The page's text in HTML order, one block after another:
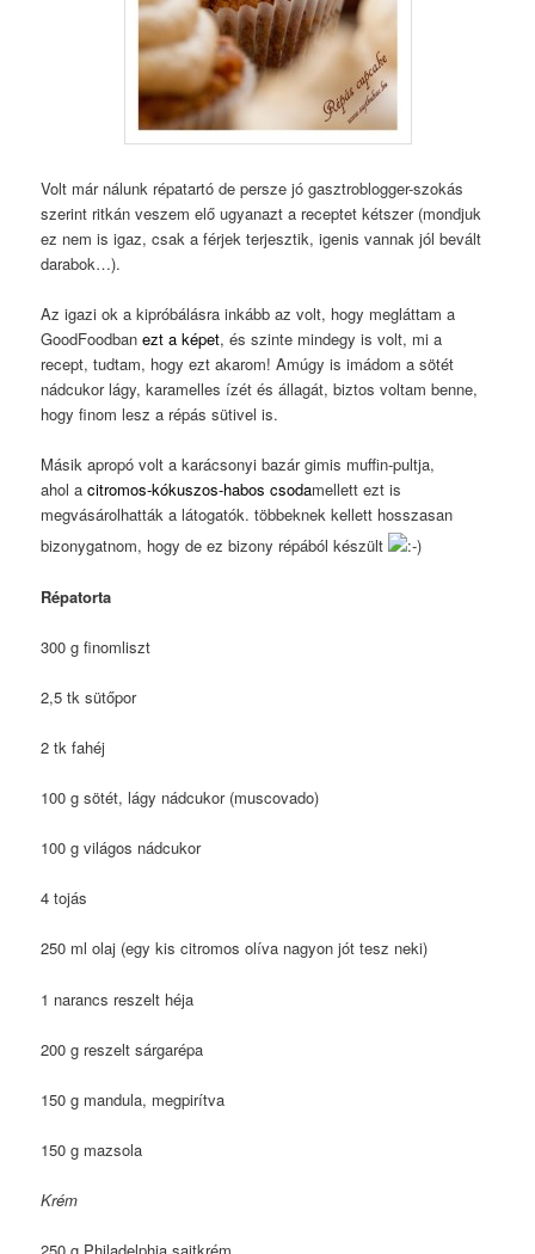
Volt már nálunk répatartó de persze jó gasztroblogger-szokás
szerint ritkán veszem elő ugyanazt a receptet kétszer (mondjuk
ez nem is igaz, csak a férjek terjesztik, igenis vannak jól bevált
darabok…).
Az igazi ok a kipróbálásra inkább az volt, hogy megláttam a
GoodFoodbanezt a képet, és szinte mindegy is volt, mi a
recept, tudtam, hogy ezt akarom! Amúgy is imádom a sötét
nádcukor lágy, karamelles ízét és állagát, biztos voltam benne,
hogy finom lesz a répás sütivel is.
Másik apropó volt a karácsonyi bazár gimis muffin-pultja,
ahol acitromos-kókuszos-habos csodamellett ezt is
megvásárolhatták a látogatók. többeknek kellett hosszasan
bizonygatnom, hogy de ez bizony répából készült
Répatorta
300 g finomliszt
2,5 tk sütőpor
2 tk fahéj
100 g sötét, lágy nádcukor (muscovado)
100 g világos nádcukor
4 tojás
250 ml olaj (egy kis citromos olíva nagyon jót tesz neki)
1 narancs reszelt héja
200 g reszelt sárgarépa
150 g mandula, megpirítva
150 g mazsola
Krém